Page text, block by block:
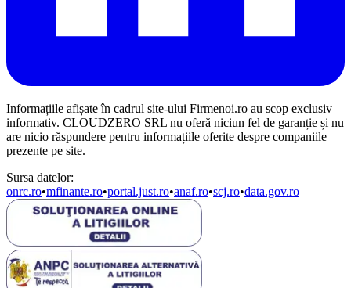
Informațiile afișate în cadrul site-ului Firmenoi.ro au scop exclusiv
informativ. CLOUDZERO SRL nu oferă niciun fel de garanție și nu
are nicio răspundere pentru informațiile oferite despre companiile
prezente pe site.
Sursa datelor:
onrc.ro•mfinante.ro•portal.just.ro•anaf.ro•scj.ro•data.gov.ro